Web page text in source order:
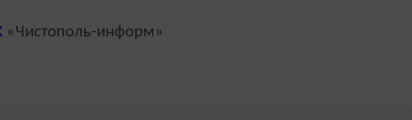
«Чистополь-информ»